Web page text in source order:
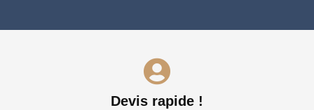
Devis rapide !